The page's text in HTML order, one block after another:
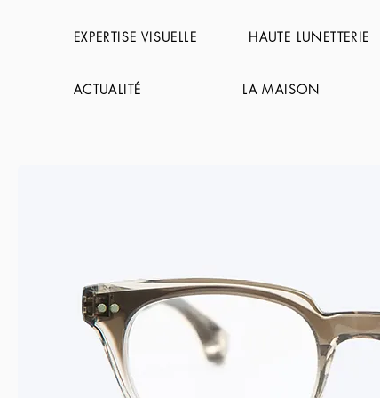
EXPERTISE VISUELLE HAUTE LUNETTERIE
ACTUALITÉ LA MAISON